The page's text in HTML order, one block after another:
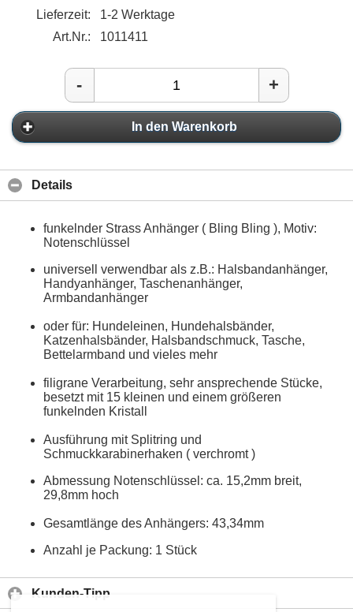
Lieferzeit:
1-2 Werktage
Art.Nr.:
1011411
- +
In den Warenkorb
Details
funkelnder Strass Anhänger ( Bling Bling ), Motiv:
Notenschlüssel
universell verwendbar als z.B.: Halsbandanhänger,
Handyanhänger, Taschenanhänger,
Armbandanhänger
oder für: Hundeleinen, Hundehalsbänder,
Katzenhalsbänder, Halsbandschmuck, Tasche,
Bettelarmband und vieles mehr
filigrane Verarbeitung, sehr ansprechende Stücke,
besetzt mit 15 kleinen und einem größeren
funkelnden Kristall
Ausführung mit Splitring und
Schmuckkarabinerhaken ( verchromt )
Abmessung Notenschlüssel: ca. 15,2mm breit,
29,8mm hoch
Gesamtlänge des Anhängers: 43,34mm
Anzahl je Packung: 1 Stück
Kunden-Tipp